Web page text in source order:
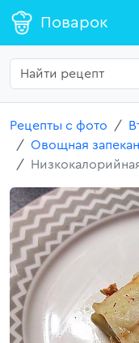
Поварок
Рецепты с фото
Овощная